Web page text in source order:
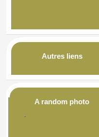
Autres liens
A random photo